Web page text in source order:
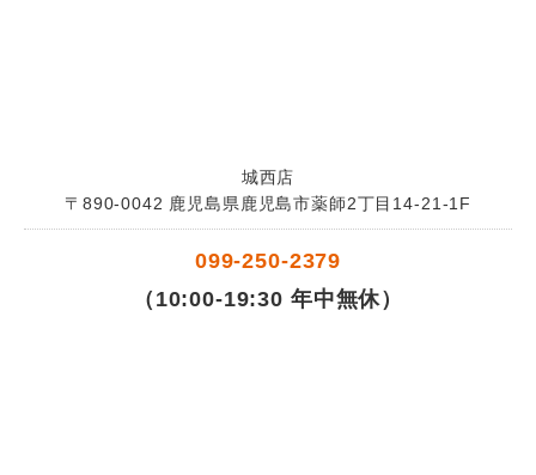
城西店
〒890-0042 鹿児島県鹿児島市薬師2丁目14-21-1F
099-250-2379
（10:00-19:30 年中無休）